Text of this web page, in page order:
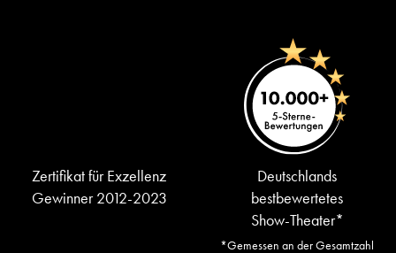
Zertifikat für Exzellenz
Gewinner 2012-2023
Deutschlands
bestbewertetes
Show-Theater*
*Gemessen an der Gesamtzahl